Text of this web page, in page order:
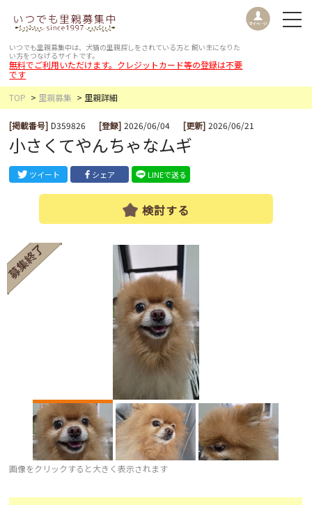
いつでも里親募集中は、犬猫の里親探しをされている方と 飼い主になりた
い方をつなげるサイトです。
無料でご利用いただけます。クレジットカード等の登録は不要
です
TOP
里親募集 里親詳細
[掲載番号] D359826 [登録] 2026/06/04 [更新] 2026/06/21
小さくてやんちゃなムギ
ツイート シェア LINEで送る
検討する
画像をクリックすると大きく表示されます